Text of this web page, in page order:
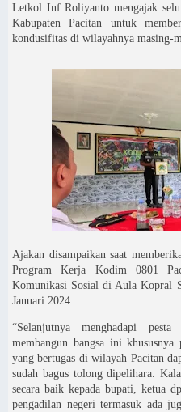
Letkol Inf Roliyanto mengajak
Kabupaten Pacitan untuk
kondusifitas di wilayahnya masing-
Ajakan disampaikan saat
Program Kerja Kodim 0801
Komunikasi Sosial di Aula Kopral
Januari 2024.
“Selanjutnya menghadapi
membangun bangsa ini
yang bertugas di wilayah Pacitan
sudah bagus tolong dipelihara.
secara baik kepada bupati, ketua
pengadilan negeri termasuk ada